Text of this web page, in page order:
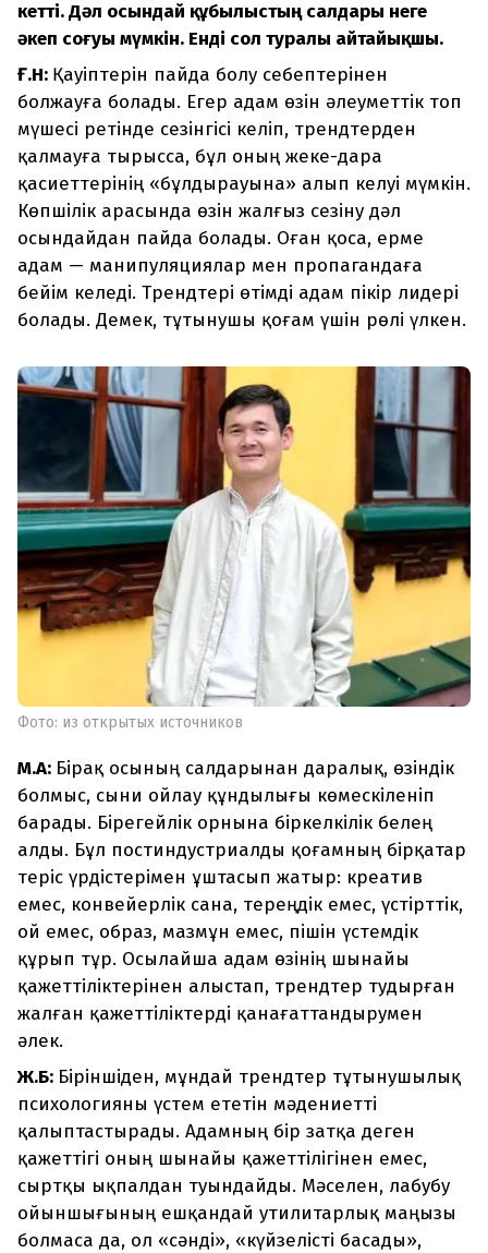
кетті. Дәл осындай құбылыстың салдары неге
әкеп соғуы мүмкін. Енді сол туралы айтайықшы.
Ғ.Н: Қауіптерін пайда болу себептерінен
болжауға болады. Егер адам өзін әлеуметтік топ
мүшесі ретінде сезінгісі келіп, трендтерден
қалмауға тырысса, бұл оның жеке-дара
қасиеттерінің «бұлдырауына» алып келуі мүмкін.
Көпшілік арасында өзін жалғыз сезіну дәл
осындайдан пайда болады. Оған қоса, ерме
адам — манипуляциялар мен пропагандаға
бейім келеді. Трендтері өтімді адам пікір лидері
болады. Демек, тұтынушы қоғам үшін рөлі үлкен.
Фото: из открытых источников
М.А: Бірақ осының салдарынан даралық, өзіндік
болмыс, сыни ойлау құндылығы көмескіленіп
барады. Бірегейлік орнына біркелкілік белең
алды. Бұл постиндустриалды қоғамның бірқатар
теріс үрдістерімен ұштасып жатыр: креатив
емес, конвейерлік сана, тереңдік емес, үстірттік,
ой емес, образ, мазмұн емес, пішін үстемдік
құрып тұр. Осылайша адам өзінің шынайы
қажеттіліктерінен алыстап, трендтер тудырған
жалған қажеттіліктерді қанағаттандырумен
әлек.
Ж.Б: Біріншіден, мұндай трендтер тұтынушылық
психологияны үстем ететін мәдениетті
қалыптастырады. Адамның бір затқа деген
қажеттігі оның шынайы қажеттілігінен емес,
сыртқы ықпалдан туындайды. Мәселен, лабубу
ойыншығының ешқандай утилитарлық маңызы
болмаса да, ол «сәнді», «күйзелісті басады»,